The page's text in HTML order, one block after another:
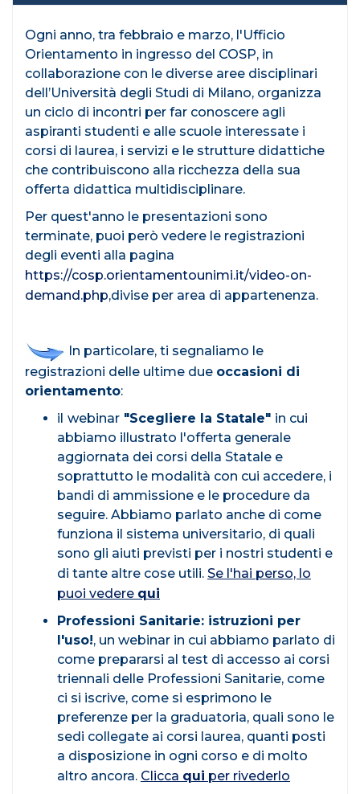
Ogni anno, tra febbraio e marzo, l'Ufficio
Orientamento in ingresso del COSP, in
collaborazione con le diverse aree disciplinari
dell’Università degli Studi di Milano, organizza
un ciclo di incontri per far conoscere agli
aspiranti studenti e alle scuole interessate i
corsi di laurea, i servizi e le strutture didattiche
che contribuiscono alla ricchezza della sua
offerta didattica multidisciplinare.
Per quest'anno le presentazioni sono
terminate, puoi però vedere le registrazioni
degli eventi alla pagina
https://cosp.orientamentounimi.it/video-on-
demand.php,divise per area di appartenenza.
In particolare, ti segnaliamo le
registrazioni delle ultime due occasioni di
orientamento:
il webinar "Scegliere la Statale" in cui
abbiamo illustrato l'offerta generale
aggiornata dei corsi della Statale e
soprattutto le modalità con cui accedere, i
bandi di ammissione e le procedure da
seguire. Abbiamo parlato anche di come
funziona il sistema universitario, di quali
sono gli aiuti previsti per i nostri studenti e
di tante altre cose utili. Se l'hai perso, lo
puoi vedere qui
Professioni Sanitarie: istruzioni per
l'uso!, un webinar in cui abbiamo parlato di
come prepararsi al test di accesso ai corsi
triennali delle Professioni Sanitarie, come
ci si iscrive, come si esprimono le
preferenze per la graduatoria, quali sono le
sedi collegate ai corsi laurea, quanti posti
a disposizione in ogni corso e di molto
altro ancora. Clicca qui per rivederlo